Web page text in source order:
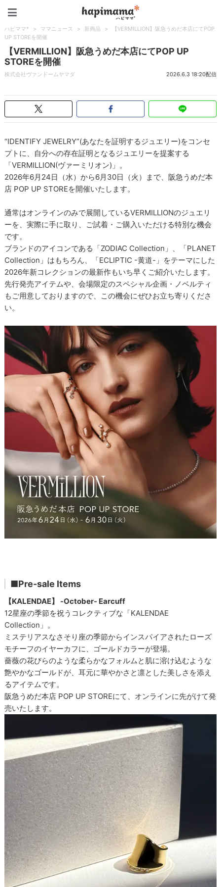
ハピママ* > ママニュース > 新商品 >
【VERMILLION】阪急うめだ本店にてPOP
UP STOREを開催
【VERMILLION】阪急うめだ本店にてPOP UP
STOREを開催
株式会社ヴァンドームヤマダ 2026.6.3 18:20配信
“IDENTIFY JEWELRY”(あなたを証明するジュエリー)をコンセ
プトに、自分への存在証明となるジュエリーを提案する
「VERMILLION(ヴァーミリオン)」。
2026年6月24日（水）から6月30日（火）まで、阪急うめだ本
店 POP UP STOREを開催いたします。
通常はオンラインのみで展開しているVERMILLIONのジュエリ
ーを、実際に手に取り、ご試着・ご購入いただける特別な機会
です。
ブランドのアイコンである「ZODIAC Collection」、「PLANET
Collection」はもちろん、「ECLIPTIC -黄道-」をテーマにした
2026年新コレクションの最新作もいち早くご紹介いたします。
先行発売アイテムや、会場限定のスペシャル企画・ノベルティ
もご用意しておりますので、この機会にぜひお立ち寄りくださ
い。
■Pre-sale Items
【KALENDAE】 -October- Earcuff
12星座の季節を祝うコレクティブな「KALENDAE
Collection」。
ミステリアスなさそり座の季節からインスパイアされたローズ
モチーフのイヤーカフに、ゴールドカラーが登場。
薔薇の花びらのような柔らかなフォルムと肌に溶け込むような
艶やかなゴールドが、耳元に華やかさと凛とした美しさを添え
るアイテムです。
阪急うめだ本店 POP UP STOREにて、オンラインに先がけて発
売いたします。